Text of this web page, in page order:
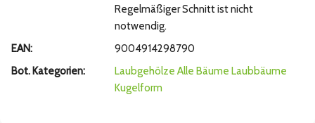
Regelmäßiger Schnitt ist nicht
notwendig.
EAN:
9004914298790
Bot. Kategorien:
Laubgehölze Alle Bäume Laubbäume
Kugelform